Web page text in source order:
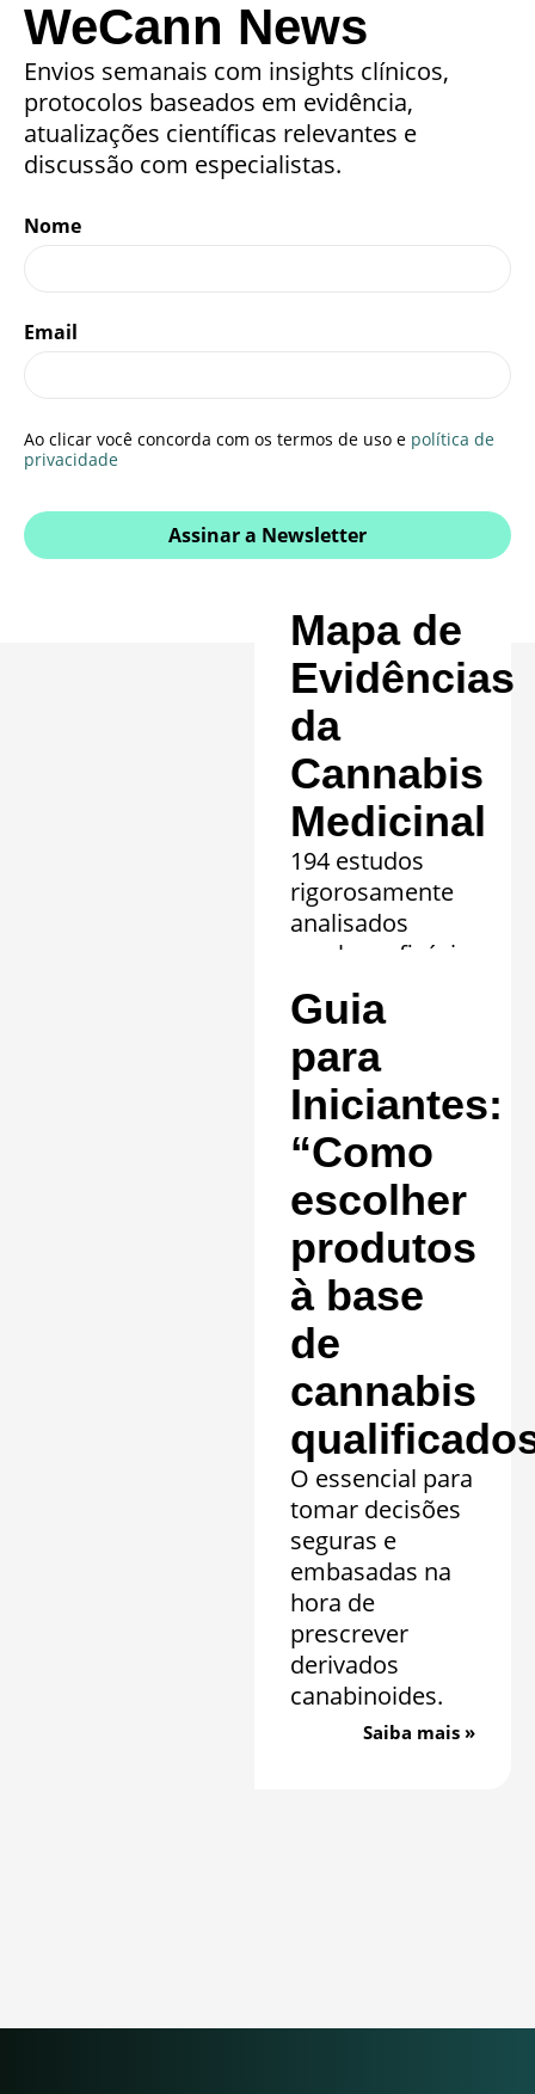
WeCann News
Envios semanais com insights clínicos,
protocolos baseados em evidência,
atualizações científicas relevantes e
discussão com especialistas.
Nome
Email
Ao clicar você concorda com os termos de uso e política de
privacidade
Assinar a Newsletter
Mapa de
Evidências
da
Cannabis
Medicinal
194 estudos
rigorosamente
analisados
revelam eficácia
comprovada em
20 quadros
clínicos.
Saiba mais »
Guia
para
Iniciantes:
“Como
escolher
produtos
à base
de
cannabis
O essencial para
tomar decisões
seguras e
embasadas na
hora de
prescrever
derivados
canabinoides.
Saiba mais »